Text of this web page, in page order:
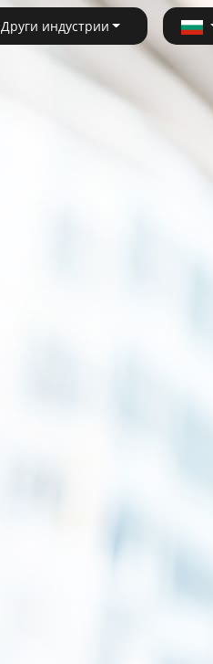
Други индустрии